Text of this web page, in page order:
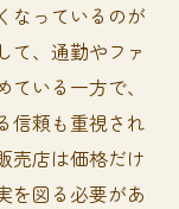
なっているのが
て、通勤やファ
いる一方で、
信頼も重視され
売店は価格だけ
を図る必要があ